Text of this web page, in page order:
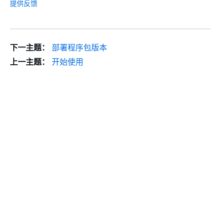
提供反馈
下一主题：
部署程序包版本
上一主题：
开始使用